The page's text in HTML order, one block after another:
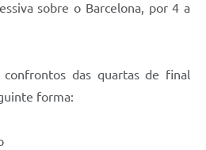
sobre o Barcelona, por 4 a
das quartas de final
forma: